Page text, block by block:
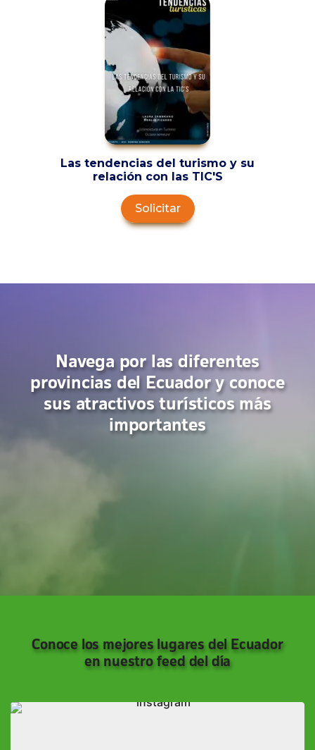
Las tendencias del turismo y su
relación con las TIC'S
Solicitar
Navega por las diferentes
provincias del Ecuador y conoce
sus atractivos turísticos más
importantes
Conoce los mejores lugares del Ecuador
en nuestro feed del día